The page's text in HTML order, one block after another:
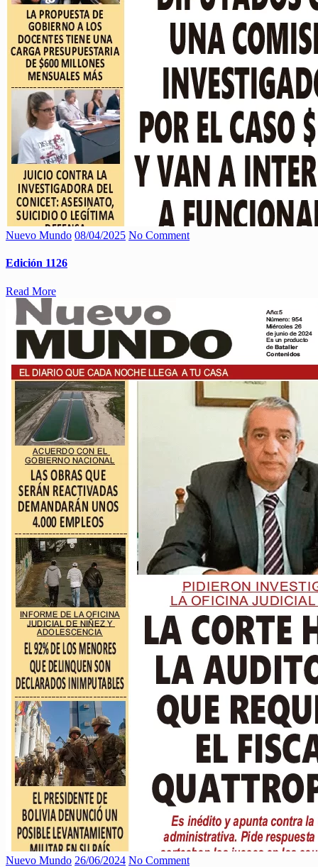
Nuevo Mundo 08/04/2025 No Comment
Edición 1126
Read More
Nuevo Mundo 26/06/2024 No Comment